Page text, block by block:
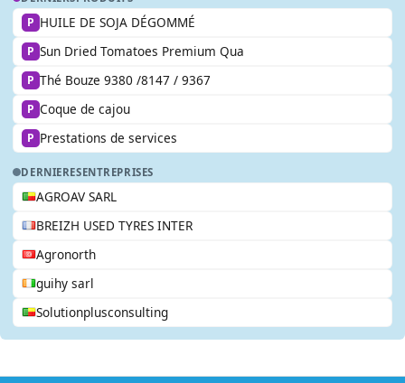
P HUILE DE SOJA DÉGOMMÉ
P Sun Dried Tomatoes Premium Qua
P Thé Bouze 9380 /8147 / 9367
P Coque de cajou
P Prestations de services
DERNIERESENTREPRISES
AGROAV SARL
BREIZH USED TYRES INTER
Agronorth
guihy sarl
Solutionplusconsulting